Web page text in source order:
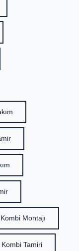
Montajı
Tamiri